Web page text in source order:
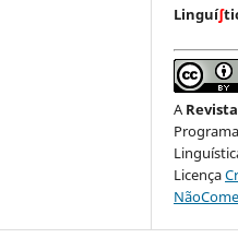
Linguí∫
A
Licença